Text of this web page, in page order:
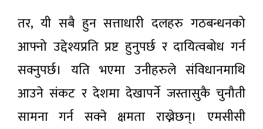
तर, यी सबै हुन सत्ताधारी दलहरु गठबन्धनको
आफ्नो उद्देश्यप्रति प्रष्ट हुनुपर्छ र दायित्वबोध गर्न
सक्नुपर्छ। यति भएमा उनीहरुले संविधानमाथि
आउने संकट र देशमा देखापर्ने जस्तासुकै चुनौती
सामना गर्न सक्ने क्षमता राख्नेछन्। एमसीसी